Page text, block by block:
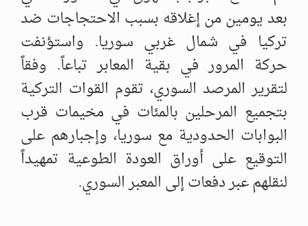
بعد يومين من إغلاقه بسبب الاحتجاجات ضد
تركيا في شمال غربي سوريا. واستؤنفت
حركة المرور في بقية المعابر تباعاً. وفقاً
لتقرير المرصد السوري، تقوم القوات التركية
بتجميع المرحلين بالمئات في مخيمات قرب
البوابات الحدودية مع سوريا، وإجبارهم على
التوقيع على أوراق العودة الطوعية تمهيداً
لنقلهم عبر دفعات إلى المعبر السوري.